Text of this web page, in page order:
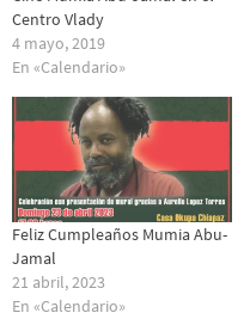
Centro Vlady
4 mayo, 2019
En «Calendario»
Feliz Cumpleaños Mumia Abu-
Jamal
21 abril, 2023
En «Calendario»